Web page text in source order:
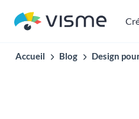
Accueil Blog Design